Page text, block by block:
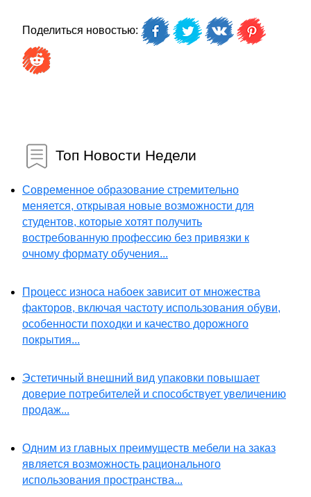
Поделиться новостью:
Топ Новости Недели
Современное образование стремительно
меняется, открывая новые возможности для
студентов, которые хотят получить
востребованную профессию без привязки к
очному формату обучения...
Процесс износа набоек зависит от множества
факторов, включая частоту использования обуви,
особенности походки и качество дорожного
покрытия...
Эстетичный внешний вид упаковки повышает
доверие потребителей и способствует увеличению
продаж...
Одним из главных преимуществ мебели на заказ
является возможность рационального
использования пространства...